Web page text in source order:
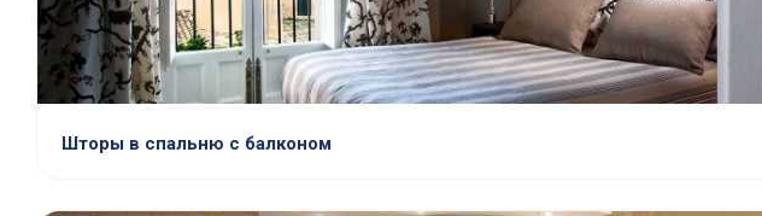
Шторы в спальню с балконом